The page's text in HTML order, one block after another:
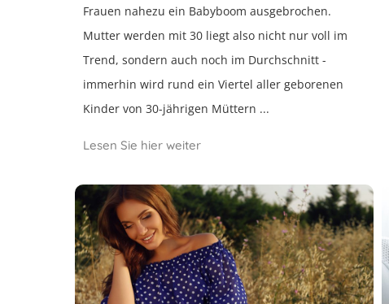
Frauen nahezu ein Babyboom ausgebrochen.
Mutter werden mit 30 liegt also nicht nur voll im
Trend, sondern auch noch im Durchschnitt -
immerhin wird rund ein Viertel aller geborenen
Kinder von 30-jährigen Müttern ...
Lesen Sie hier weiter